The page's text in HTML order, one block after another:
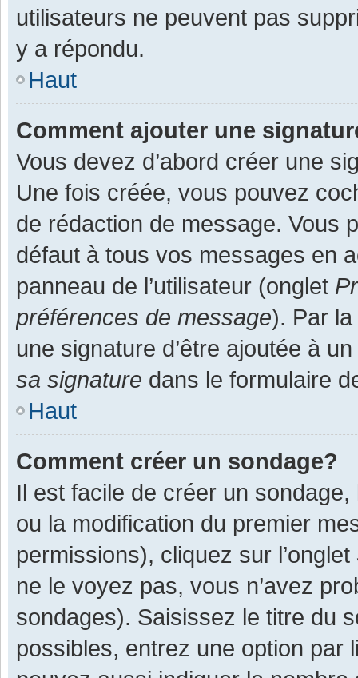
utilisateurs ne peuvent pas
y a répondu.
Haut
Comment ajouter une
Vous devez d’abord créer une
Une fois créée, vous pouvez
de rédaction de message. Vous
défaut à tous vos messages en
panneau de l’utilisateur (onglet
préférences de message). Par
une signature d’être ajoutée à
sa signature dans le formulaire
Haut
Comment créer un sondage?
Il est facile de créer un
ou la modification du premier
permissions), cliquez sur l’onglet
ne le voyez pas, vous n’avez
sondages). Saisissez le titre du
possibles, entrez une option par